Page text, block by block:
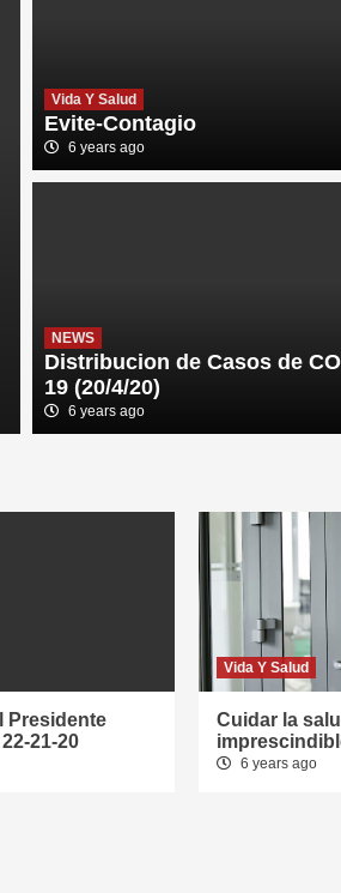
Distribucion
(20/4/20)
6 years ago
Vida Y Salud
Evite-Contagio
6 years ago
NEWS
Distribucion de Casos de
19 (20/4/20)
6 years ago
Presidente
21-20
Vida Y Salud
Cuidar la
6 years ago